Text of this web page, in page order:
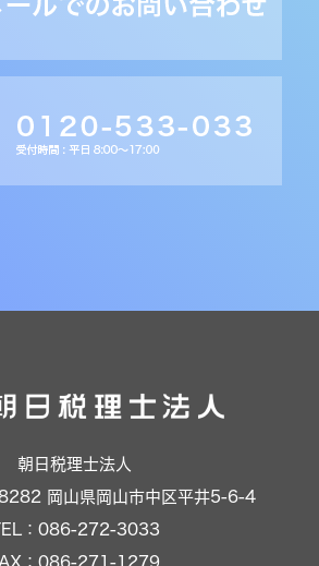
朝日税理士法人
岡山県岡山市中区平井5-6-4
：086-272-3033
：086-271-1279